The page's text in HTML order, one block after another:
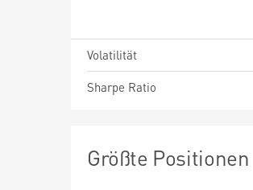
Volatilität
Sharpe Ratio
Größte Positionen